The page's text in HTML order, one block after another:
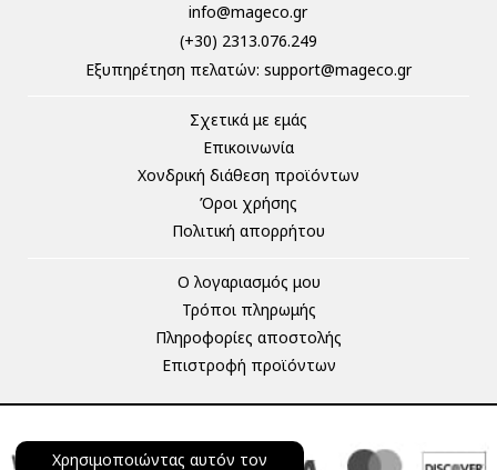
Χρησιμοποιώντας αυτόν τον
info@mageco.gr
(+30) 2313.076.249
Eξυπηρέτηση πελατών: support@mageco.gr
Σχετικά με εμάς
Επικοινωνία
Χονδρική διάθεση προϊόντων
Όροι χρήσης
Πολιτική απορρήτου
Ο λογαριασμός μου
Τρόποι πληρωμής
Πληροφορίες αποστολής
Επιστροφή προϊόντων